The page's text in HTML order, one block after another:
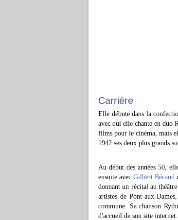
Carrière
Elle débute dans la
avec qui elle chante en duo
films pour le cinéma, mais
1942 ses deux plus grands
Au début des années 50,
ensuite avecGilbert Bécaud
donnant un récital au
artistes de Pont-aux-
commune. Sa chanson
d'accueil de son site internet.